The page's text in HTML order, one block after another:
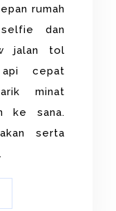
rumah
dan
jalan tol
cepat
minat
ke sana.
serta